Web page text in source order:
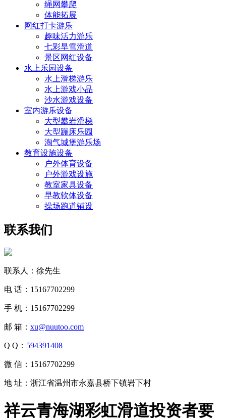
绳网攀爬
体能拓展
网红打卡游乐
趣味活力游乐
七彩旱雪滑道
景区网红设备
水上乐园设备
水上滑梯游乐
水上游戏小品
沙水游戏设备
室内游乐设备
大型攀岩滑梯
大型蹦床乐园
淘气城堡游乐场
教育设施设备
户外体育设备
户外游戏设施
教室家具设备
早教软体设备
操场跑道铺设
联系我们
联系人：徐先生
电 话：15167702299
手 机：15167702299
邮 箱： xu@nuutoo.com
Q Q： 594391408
微 信：15167702299
地 址：浙江省温州市永嘉县桥下镇岩下村
祥云青海湖彩虹滑道投资者要